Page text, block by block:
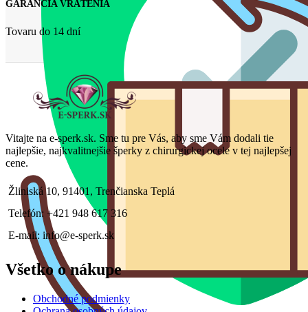
GARANCIA VRÁTENIA
Tovaru do 14 dní
Vitajte na e-sperk.sk. Sme tu pre Vás, aby sme Vám dodali tie
najlepšie, najkvalitnejšie šperky z chirurgickej ocele v tej najlepšej
cene.
Žliniská 10, 91401, Trenčianska Teplá
Telefón: +421 948 617 316
E-mail: info@e-sperk.sk
Všetko o nákupe
Obchodné podmienky